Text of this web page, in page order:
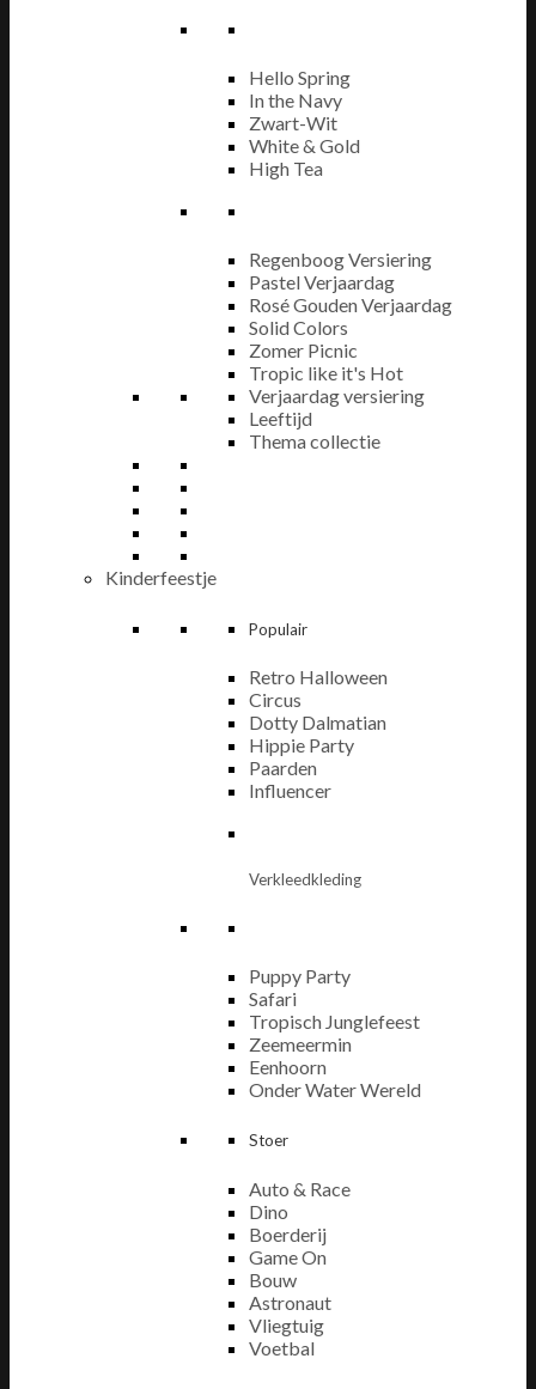
Hello Spring
In the Navy
Zwart-Wit
White & Gold
High Tea
Regenboog Versiering
Pastel Verjaardag
Rosé Gouden Verjaardag
Solid Colors
Zomer Picnic
Tropic like it's Hot
Verjaardag versiering
Leeftijd
Thema collectie
Kinderfeestje
Populair
Retro Halloween
Circus
Dotty Dalmatian
Hippie Party
Paarden
Influencer
Verkleedkleding
Puppy Party
Safari
Tropisch Junglefeest
Zeemeermin
Eenhoorn
Onder Water Wereld
Stoer
Auto & Race
Dino
Boerderij
Game On
Bouw
Astronaut
Vliegtuig
Voetbal